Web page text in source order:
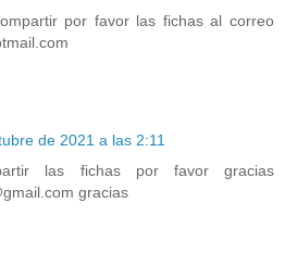
por favor las fichas al correo
de 2021 a las 2:11
las fichas por favor gracias
gracias